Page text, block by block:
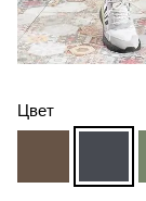
Цвет